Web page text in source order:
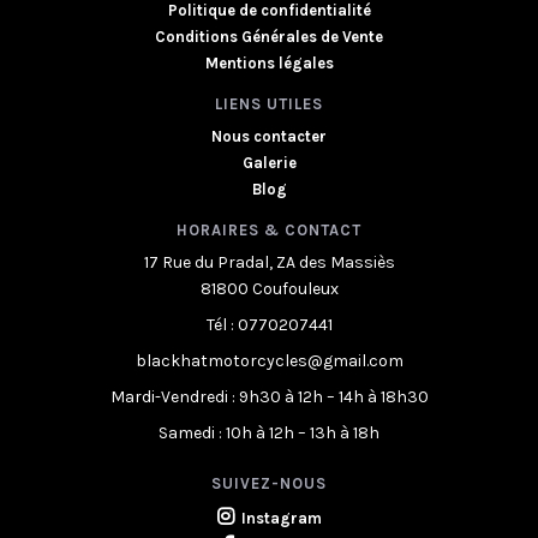
Politique de confidentialité
Conditions Générales de Vente
Mentions légales
LIENS UTILES
Nous contacter
Galerie
Blog
HORAIRES & CONTACT
17 Rue du Pradal, ZA des Massiès
81800 Coufouleux
Tél : 0770207441
blackhatmotorcycles@gmail.com
Mardi-Vendredi : 9h30 à 12h – 14h à 18h30
Samedi : 10h à 12h – 13h à 18h
SUIVEZ-NOUS
Instagram